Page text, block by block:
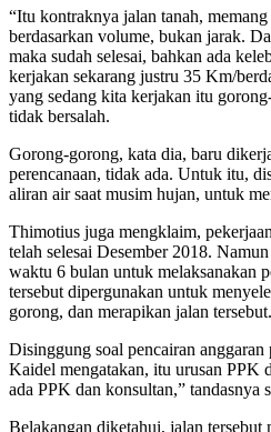
“Itu kontraknya jalan tanah,
berdasarkan volume, bukan jarak.
maka sudah selesai, bahkan ada
kerjakan sekarang justru 35 Km/
yang sedang kita kerjakan itu
tidak bersalah.
Gorong-gorong, kata dia, baru
perencanaan, tidak ada. Untuk itu,
aliran air saat musim hujan, untuk
Thimotius juga mengklaim,
telah selesai Desember 2018.
waktu 6 bulan untuk melaksanakan
tersebut dipergunakan untuk
gorong, dan merapikan jalan tersebut.
Disinggung soal pencairan
Kaidel mengatakan, itu urusan PPK
ada PPK dan konsultan,” tandasnya
Belakangan diketahui, jalan tersebut